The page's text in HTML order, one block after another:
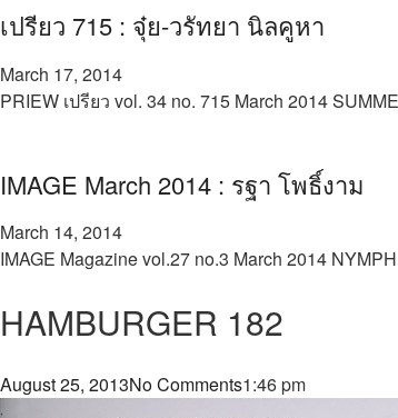
เปรียว 715 : จุ๋ย-วรัทยา นิลคูหา
March 17, 2014
PRIEW เปรียว vol. 34 no. 715 March 2014
IMAGE March 2014 : รฐา โพธิ์งาม
March 14, 2014
IMAGE Magazine vol.27 no.3 March 2014
HAMBURGER 182
August 25, 2013No Comments1:46 pm